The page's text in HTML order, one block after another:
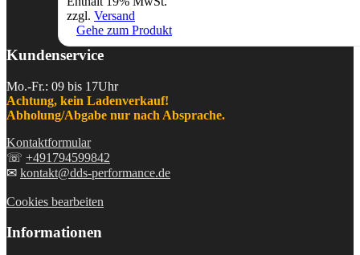
zzgl. Versand
Gehe zum Produkt
Kundenservice
Mo.-Fr.: 09 bis 17Uhr
Achtung, kein Ladenverkauf!
Abholung/Abgabe nur nach Absprache.
Kontaktformular
☏ +491794599842
✉ kontakt@dds-performance.de
Cookies bearbeiten
Informationen